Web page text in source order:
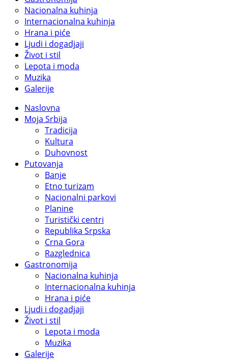
Nacionalna kuhinja
Internacionalna kuhinja
Hrana i piće
Ljudi i dogadjaji
Život i stil
Lepota i moda
Muzika
Galerije
Naslovna
Moja Srbija
Tradicija
Kultura
Duhovnost
Putovanja
Banje
Etno turizam
Nacionalni parkovi
Planine
Turistički centri
Republika Srpska
Crna Gora
Razglednica
Gastronomija
Nacionalna kuhinja
Internacionalna kuhinja
Hrana i piće
Ljudi i dogadjaji
Život i stil
Lepota i moda
Muzika
Galerije